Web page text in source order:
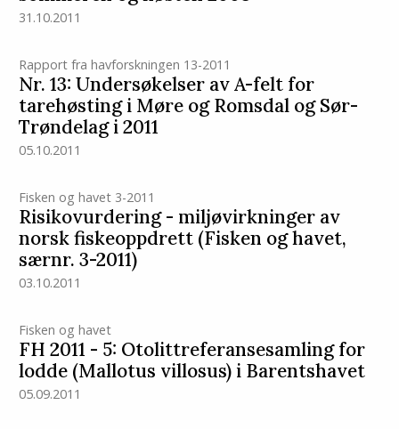
31.10.2011
Rapport fra havforskningen 13-2011
Nr. 13: Undersøkelser av A-felt for
tarehøsting i Møre og Romsdal og Sør-
Trøndelag i 2011
05.10.2011
Fisken og havet 3-2011
Risikovurdering - miljøvirkninger av
norsk fiskeoppdrett (Fisken og havet,
særnr. 3-2011)
03.10.2011
Fisken og havet
FH 2011 - 5: Otolittreferansesamling for
lodde (Mallotus villosus) i Barentshavet
05.09.2011